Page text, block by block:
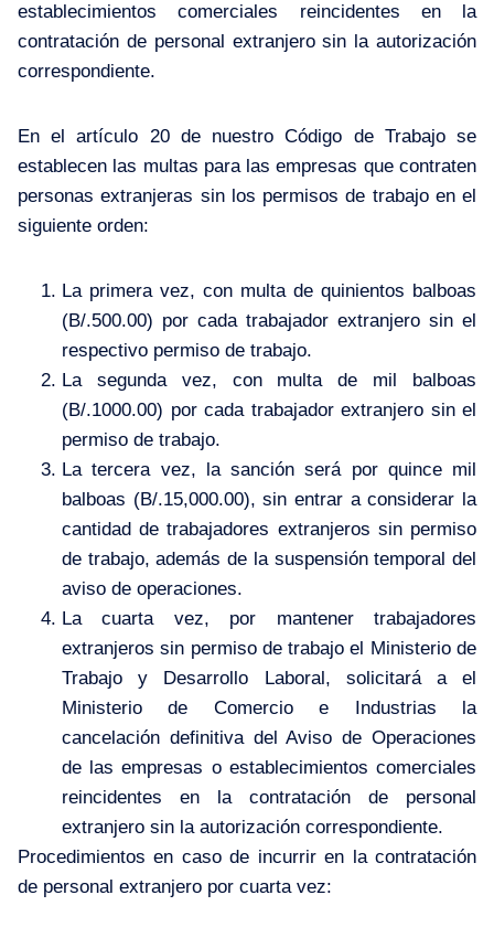
establecimientos comerciales reincidentes en la
contratación de personal extranjero sin la autorización
correspondiente.
En el artículo 20 de nuestro Código de Trabajo se
establecen las multas para las empresas que contraten
personas extranjeras sin los permisos de trabajo en el
siguiente orden:
La primera vez, con multa de quinientos balboas
(B/.500.00) por cada trabajador extranjero sin el
respectivo permiso de trabajo.
La segunda vez, con multa de mil balboas
(B/.1000.00) por cada trabajador extranjero sin el
permiso de trabajo.
La tercera vez, la sanción será por quince mil
balboas (B/.15,000.00), sin entrar a considerar la
cantidad de trabajadores extranjeros sin permiso
de trabajo, además de la suspensión temporal del
aviso de operaciones.
La cuarta vez, por mantener trabajadores
extranjeros sin permiso de trabajo el Ministerio de
Trabajo y Desarrollo Laboral, solicitará a el
Ministerio de Comercio e Industrias la
cancelación definitiva del Aviso de Operaciones
de las empresas o establecimientos comerciales
reincidentes en la contratación de personal
extranjero sin la autorización correspondiente.
Procedimientos en caso de incurrir en la contratación
de personal extranjero por cuarta vez: